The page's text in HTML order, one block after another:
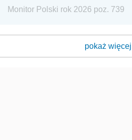
Monitor Polski rok 2026 poz. 739
pokaż więcej